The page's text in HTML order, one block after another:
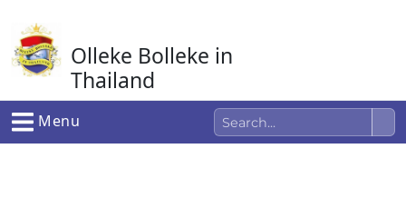
naar
de
inhoud
Olleke Bolleke in
Thailand
In Thailand
Menu